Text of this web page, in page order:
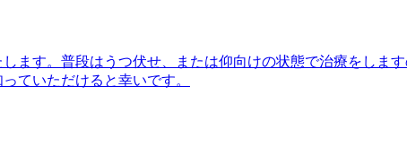
ます。普段はうつ伏せ、または仰向けの状態で治療をしま
ていただけると幸いです。